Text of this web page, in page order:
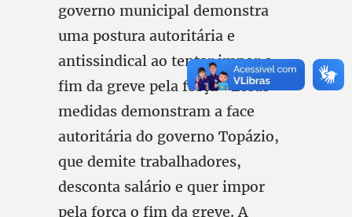
governo municipal demonstra
uma postura autoritária e
antissindical ao tentar impor o
fim da greve pela força “Essas
medidas demonstram a face
autoritária do governo Topázio,
que demite trabalhadores,
desconta salário e quer impor
pela força o fim da greve. A